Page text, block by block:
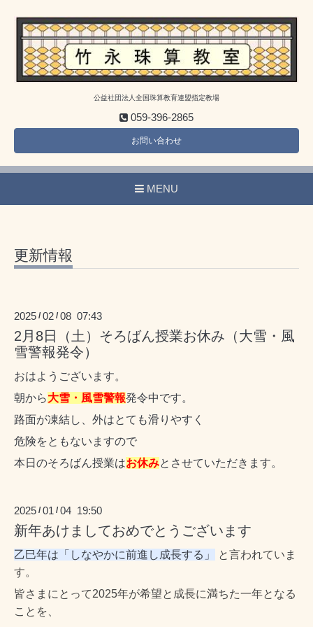
公益社団法人全国珠算教育連盟指定教場
059-396-2865
お問い合わせ
MENU
更新情報
2025 /02 /08 07:43
2月8日（土）そろばん授業お休み（大雪・風
雪警報発令）
おはようございます。
朝から大雪・風雪警報発令中です。
路面が凍結し、外はとても滑りやすく
危険をともないますので
本日のそろばん授業はお休みとさせていただきます。
2025 /01 /04 19:50
新年あけましておめでとうございます
乙巳年は「しなやかに前進し成長する」
と言われていま
す。
皆さまにとって2025年が希望と成長に満ちた一年となる
ことを、